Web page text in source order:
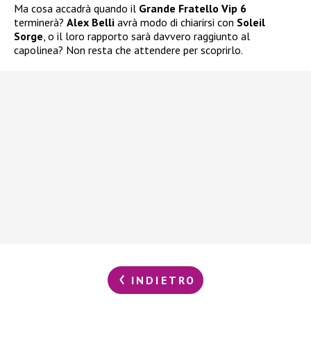
Ma cosa accadrà quando il Grande Fratello Vip 6
terminerà? Alex Belli avrà modo di chiarirsi con Soleil
Sorge , o il loro rapporto sarà davvero raggiunto al
capolinea? Non resta che attendere per scoprirlo.
INDIETRO